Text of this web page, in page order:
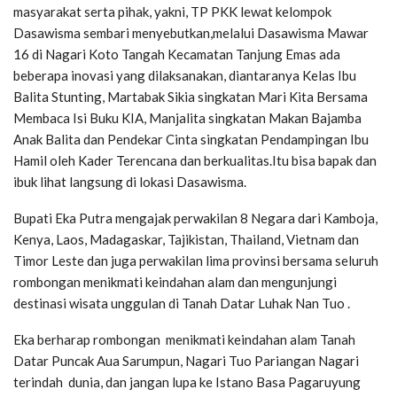
masyarakat serta pihak, yakni, TP PKK lewat kelompok
Dasawisma sembari menyebutkan,melalui Dasawisma Mawar
16 di Nagari Koto Tangah Kecamatan Tanjung Emas ada
beberapa inovasi yang dilaksanakan, diantaranya Kelas Ibu
Balita Stunting, Martabak Sikia singkatan Mari Kita Bersama
Membaca Isi Buku KIA, Manjalita singkatan Makan Bajamba
Anak Balita dan Pendekar Cinta singkatan Pendampingan Ibu
Hamil oleh Kader Terencana dan berkualitas.Itu bisa bapak dan
ibuk lihat langsung di lokasi Dasawisma.
Bupati Eka Putra mengajak perwakilan 8 Negara dari Kamboja,
Kenya, Laos, Madagaskar, Tajikistan, Thailand, Vietnam dan
Timor Leste dan juga perwakilan lima provinsi bersama seluruh
rombongan menikmati keindahan alam dan mengunjungi
destinasi wisata unggulan di Tanah Datar Luhak Nan Tuo .
Eka berharap rombongan menikmati keindahan alam Tanah
Datar Puncak Aua Sarumpun, Nagari Tuo Pariangan Nagari
terindah dunia, dan jangan lupa ke Istano Basa Pagaruyung